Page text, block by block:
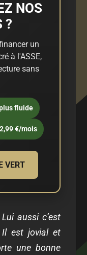
NOS
?
un
à l'ASSE,
sans
fluide
€/mois
VERT
aussi c’est
Il est jovial et
une bonne